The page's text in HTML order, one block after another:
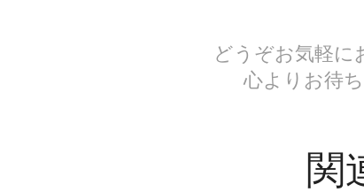
どうぞお気軽に
心よりお待
関